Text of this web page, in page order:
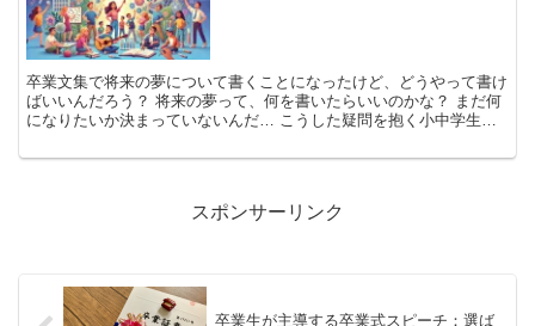
卒業文集で将来の夢について書くことになったけど、どうやって書け
ばいいんだろう？ 将来の夢って、何を書いたらいいのかな？ まだ何
になりたいか決まっていないんだ… こうした疑問を抱く小中学生も
スポンサーリンク
卒業生が主導する卒業式スピーチ：選ば